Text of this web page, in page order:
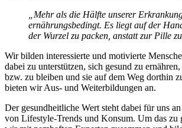
„Mehr als die Hälfte unserer
ernährungsbedingt. Es liegt auf der
der Wurzel zu packen, anstatt zur Pille
Wir bilden interessierte und motivierte
dabei zu unterstützen, sich gesund zu
bzw. zu bleiben und sie auf dem Weg dorthin
bieten wir Aus- und Weiterbildungen an.
Der gesundheitliche Wert steht dabei für uns
von Lifestyle-Trends und Konsum. Um das zu